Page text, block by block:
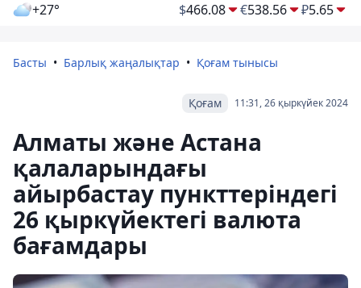
+27° $466.08 €538.56 ₽5.65
Басты Барлық жаңалықтар Қоғам тынысы
11:31, 26 қыркүйек 2024
Қоғам
Алматы және Астана
қалаларындағы
айырбастау пункттеріндегі
26 қыркүйектегі валюта
бағамдары